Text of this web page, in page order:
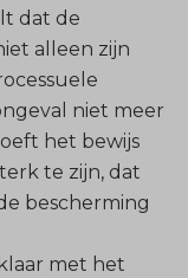
dat de
alleen zijn
niet meer
het bewijs
te zijn, dat
bescherming
met het